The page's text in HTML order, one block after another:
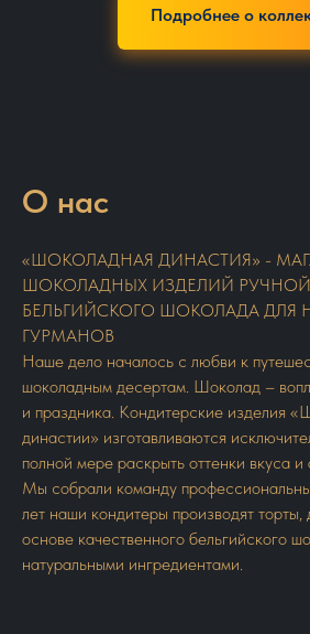
Подробнее о
О нас
«ШОКОЛАДНАЯ ДИНАСТИЯ» -
ШОКОЛАДНЫХ ИЗДЕЛИЙ РУЧНОЙ
БЕЛЬГИЙСКОГО ШОКОЛАДА ДЛЯ
ГУРМАНОВ
Наше дело началось с любви к
шоколадным десертам. Шоколад –
и праздника. Кондитерские изделия
династии» изготавливаются
полной мере раскрыть оттенки вкуса и
Мы собрали команду
лет наши кондитеры производят
основе качественного бельгийского
натуральными ингредиентами.